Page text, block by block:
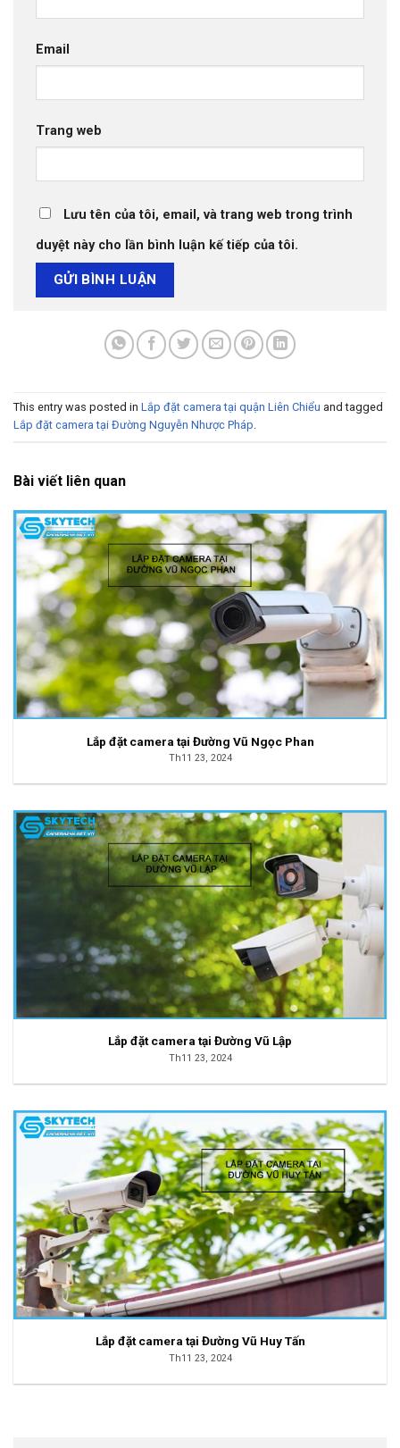
Email
Trang web
Lưu tên của tôi, email, và trang web trong trình
duyệt này cho lần bình luận kế tiếp của tôi.
This entry was posted in Lắp đặt camera tại quận Liên Chiểu and tagged
Lắp đặt camera tại Đường Nguyễn Nhược Pháp.
Bài viết liên quan
Lắp đặt camera tại Đường Vũ Ngọc Phan
Th11 23, 2024
Lắp đặt camera tại Đường Vũ Lập
Th11 23, 2024
Lắp đặt camera tại Đường Vũ Huy Tấn
Th11 23, 2024